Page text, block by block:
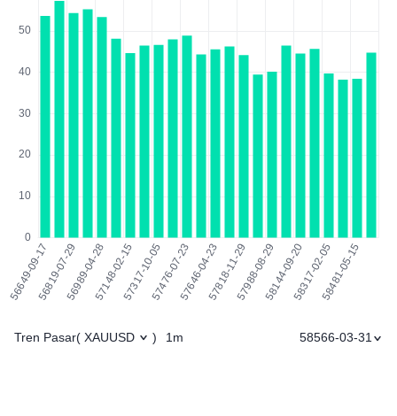
Tren Pasar( XAUUSD ) 1m 58566-03-31